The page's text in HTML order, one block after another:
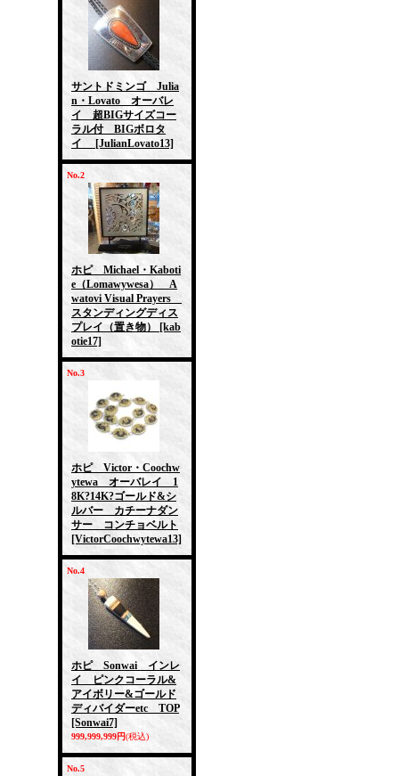
サントドミンゴ Julia
n・Lovato オーバレ
イ 超BIGサイズコー
ラル付 BIGボロタ
イ
[JulianLovato13]
No.2
ホピ Michael・Kaboti
e（Lomawywesa） A
watovi Visual Prayers
スタンディングディス
プレイ（置き物）
[kab
otie17]
No.3
ホピ Victor・Coochw
ytewa オーバレイ 1
8K?14K?ゴールド&シ
ルバー カチーナダン
サー コンチョベルト
[VictorCoochwytewa13]
No.4
ホピ Sonwai インレ
イ ピンクコーラル&
アイボリー&ゴールド
ディバイダーetc TOP
[Sonwai7]
999,999,999円(税込)
No.5